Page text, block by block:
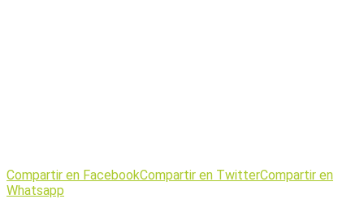
Compartir en FacebookCompartir en TwitterCompartir en
Whatsapp